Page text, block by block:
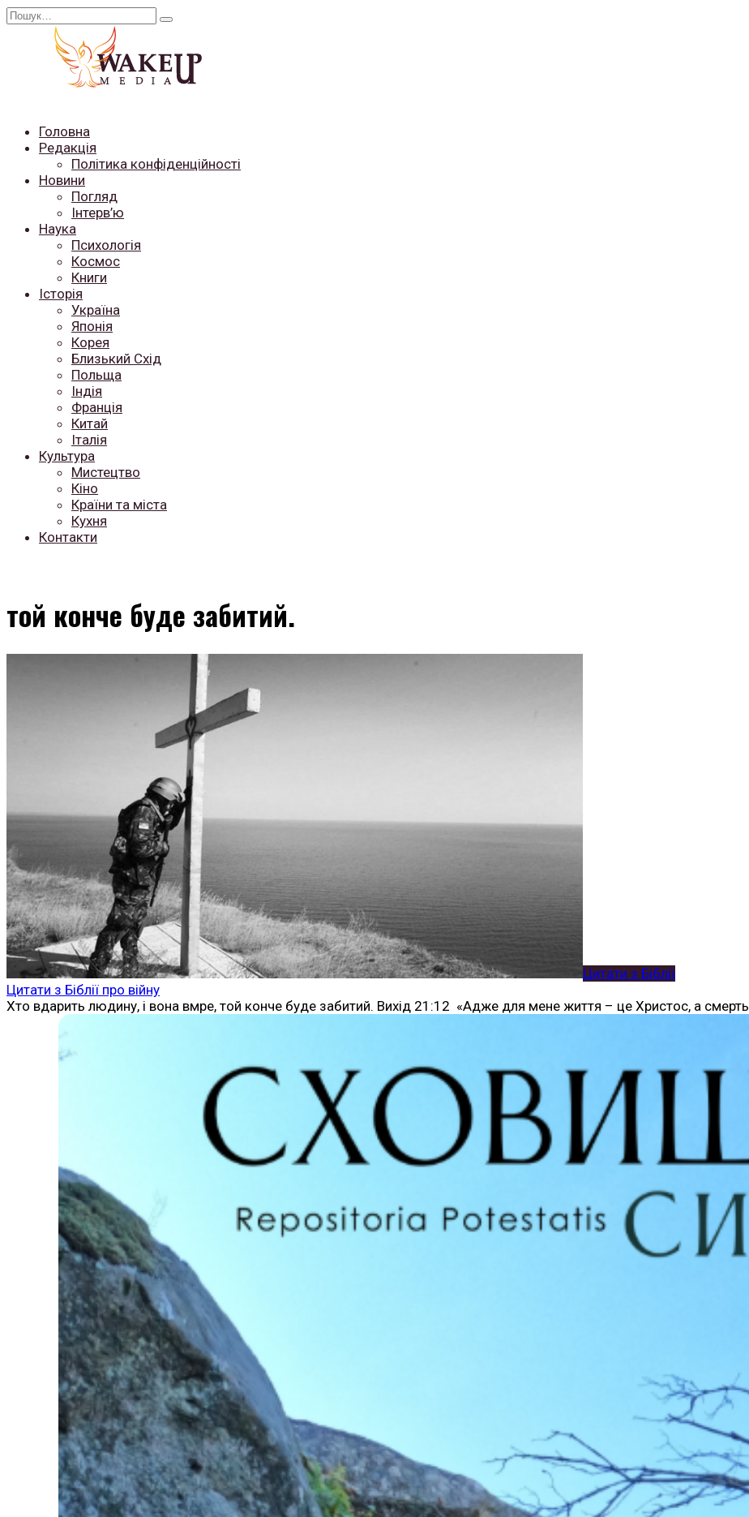
Перейти
Search
Головна
Редакція
Політика конфіденційності
Новини
Погляд
Інтерв’ю
Наука
Психологія
Космос
Книги
Історія
Україна
Японія
Корея
Близький Схід
Польща
Індія
Франція
Китай
Італія
Культура
Мистецтво
Кіно
Країни та міста
Кухня
Контакти
той конче буде забитий.
Цитати з Біблії
Цитати з Біблії про війну
Хто вдарить людину, і вона вмре, той конче буде забитий. Вихід 21:12 «Адже для мене життя – це Христос, а